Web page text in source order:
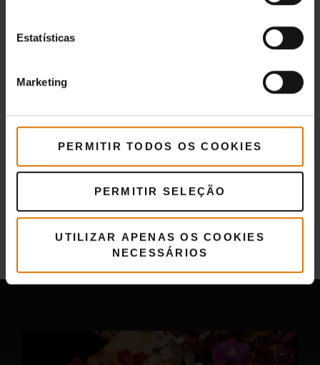
Estatísticas
Marketing
PERMITIR TODOS OS COOKIES
PERMITIR SELEÇÃO
UTILIZAR APENAS OS COOKIES
NECESSÁRIOS
MaisReceitas
Tembém pode gostar